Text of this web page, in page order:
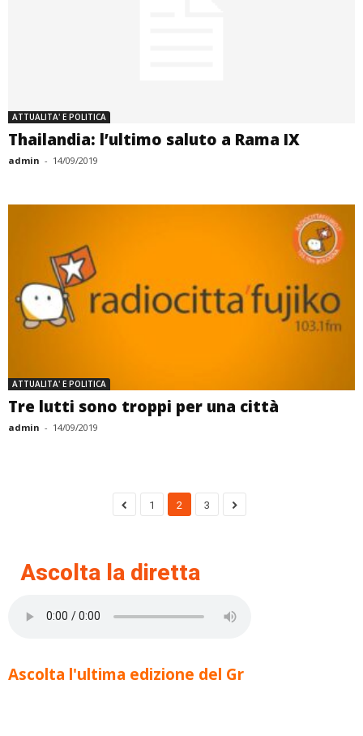
ATTUALITA' E POLITICA
Thailandia: l’ultimo saluto a Rama IX
admin - 14/09/2019
ATTUALITA' E POLITICA
Tre lutti sono troppi per una città
admin - 14/09/2019
1 2 3
Ascolta la diretta
Ascolta l'ultima edizione del Gr